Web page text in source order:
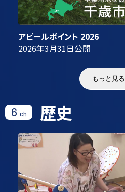
アピールポイント 2026
2026年3月31日公開
もっと見る
6 ch 歴史